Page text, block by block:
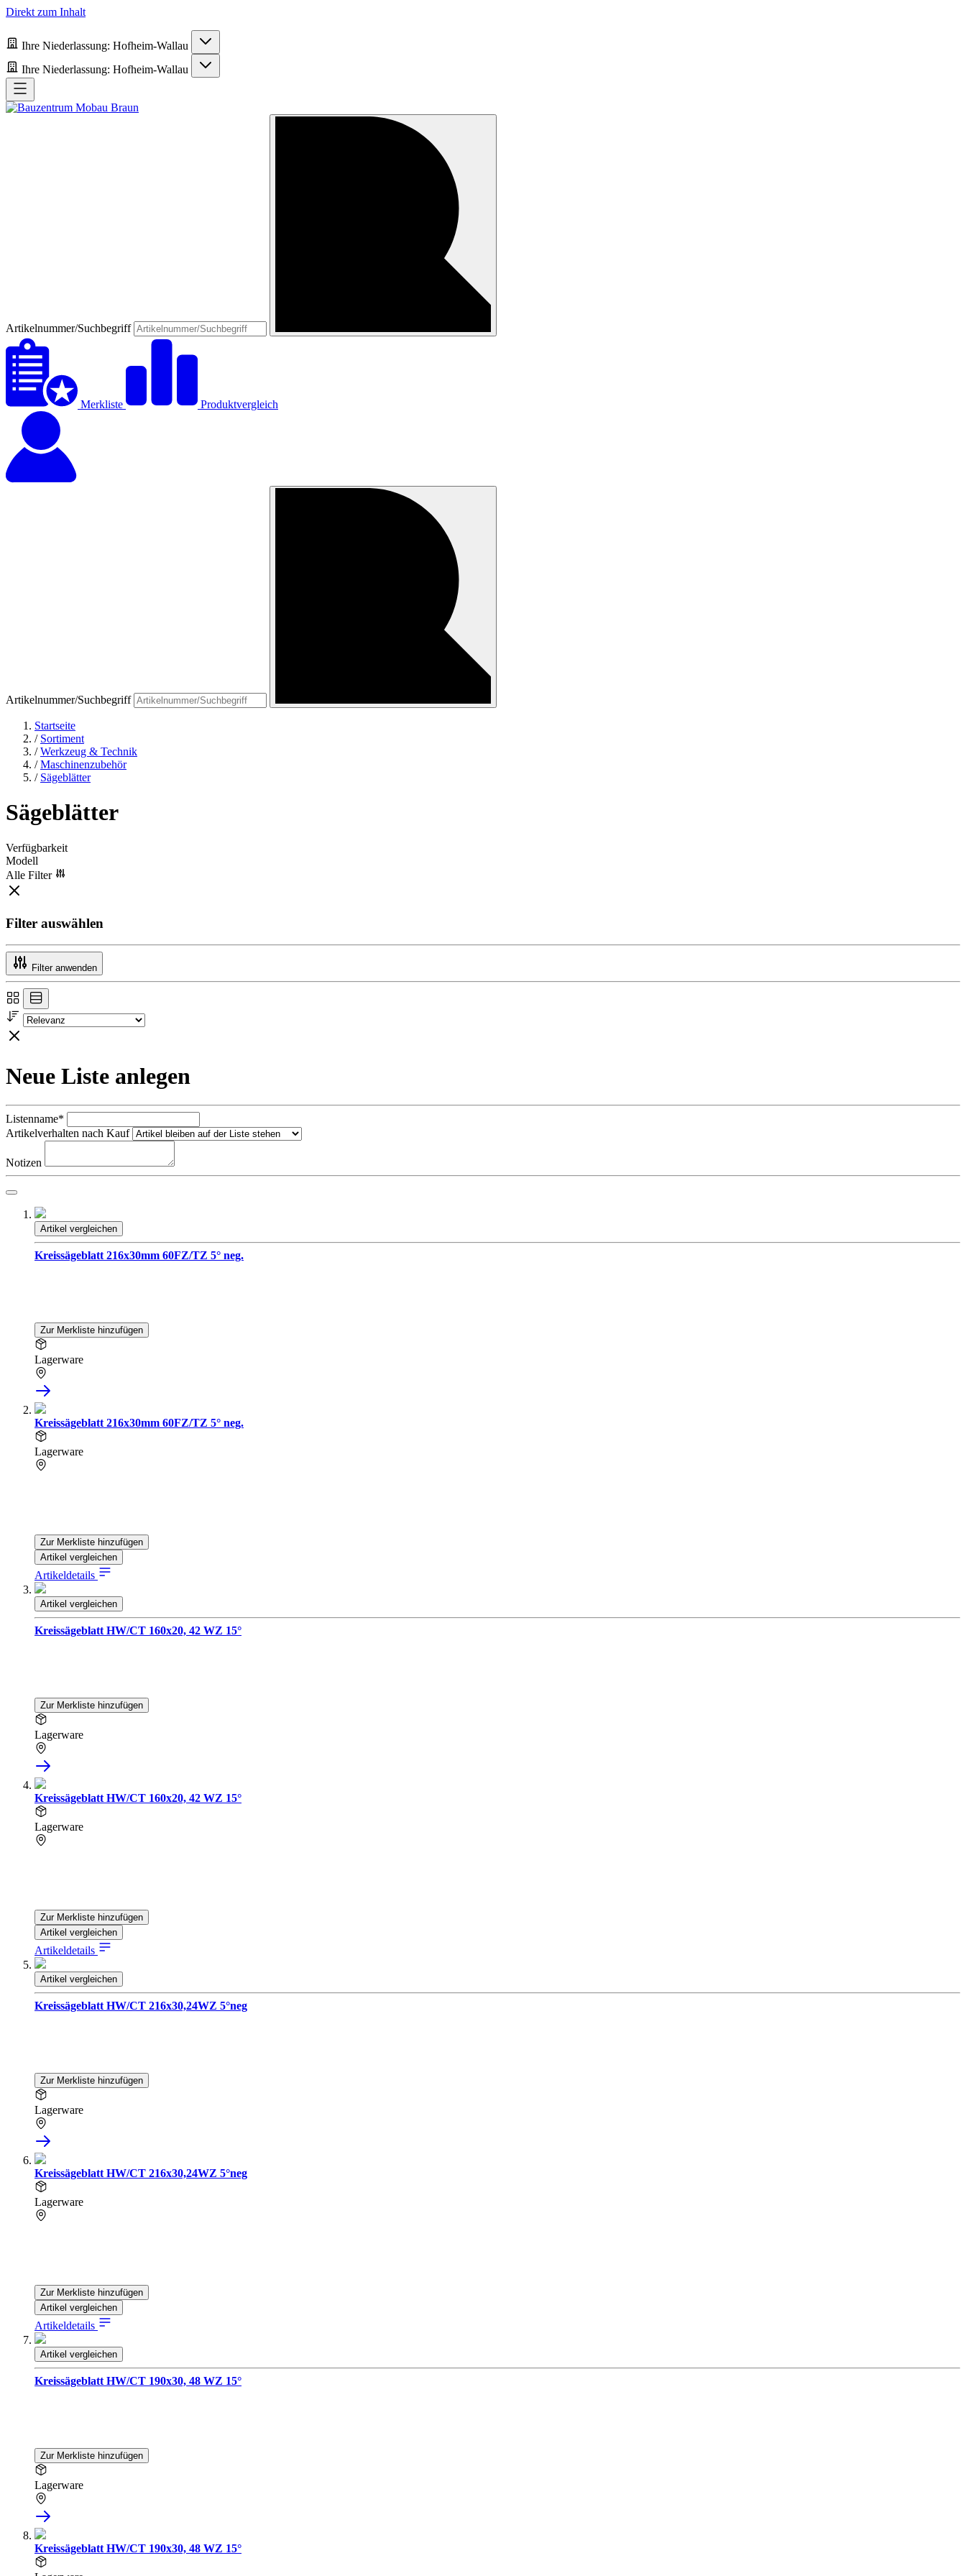
Direkt zum Inhalt
Ihre Niederlassung: Hofheim-Wallau
Ihre Niederlassung: Hofheim-Wallau
Artikelnummer/Suchbegriff
Merkliste Produktvergleich
Artikelnummer/Suchbegriff
Startseite
/ Sortiment
/ Werkzeug & Technik
/ Maschinenzubehör
/ Sägeblätter
Sägeblätter
Verfügbarkeit
Modell
Alle Filter
Filter auswählen
Filter anwenden
Neue Liste anlegen
Listenname*
Artikelverhalten nach Kauf
Notizen
Artikel vergleichen
Kreissägeblatt 216x30mm 60FZ/TZ 5° neg.
Zur Merkliste hinzufügen
Lagerware
Kreissägeblatt 216x30mm 60FZ/TZ 5° neg.
Lagerware
Zur Merkliste hinzufügen
Artikel vergleichen
Artikeldetails
Artikel vergleichen
Kreissägeblatt HW/CT 160x20, 42 WZ 15°
Zur Merkliste hinzufügen
Lagerware
Kreissägeblatt HW/CT 160x20, 42 WZ 15°
Lagerware
Zur Merkliste hinzufügen
Artikel vergleichen
Artikeldetails
Artikel vergleichen
Kreissägeblatt HW/CT 216x30,24WZ 5°neg
Zur Merkliste hinzufügen
Lagerware
Kreissägeblatt HW/CT 216x30,24WZ 5°neg
Lagerware
Zur Merkliste hinzufügen
Artikel vergleichen
Artikeldetails
Artikel vergleichen
Kreissägeblatt HW/CT 190x30, 48 WZ 15°
Zur Merkliste hinzufügen
Lagerware
Kreissägeblatt HW/CT 190x30, 48 WZ 15°